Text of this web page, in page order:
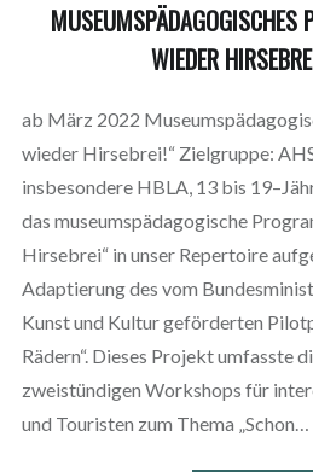
MUSEUMSPÄDAGOGISCHES
WIEDER
ab März 2022
wieder Hirsebrei!“ Zielgruppe:
insbesondere HBLA, 13 bis
das museumspädagogische
Hirsebrei“ in unser Repertoire
Adaptierung des vom
Kunst und Kultur geförderten
Rädern“. Dieses Projekt umfasste
zweistündigen Workshops für
und Touristen zum Thema „Schon…